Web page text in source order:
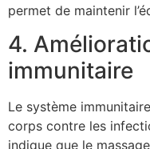
permet de maintenir
4.
immunitaire
Le système
corps contre les
indique que le